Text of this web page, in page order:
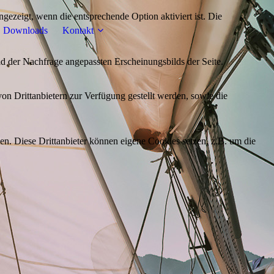
Downloads Kontakt
wenn die entsprechende Option aktiviert ist. Die
Nachfrage angepassten Erscheinungsbilds der Seite.
Drittanbietern zur Verfügung gestellt werden, sowie die
Diese Drittanbieter können eigene Cookies setzen, z.B. um die